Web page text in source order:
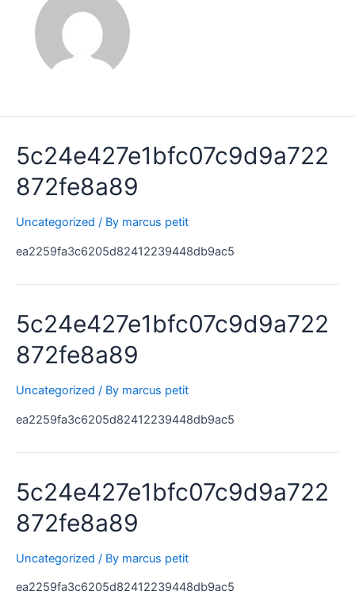
5c24e427e1bfc07c9d9a722
872fe8a89
Uncategorized / By marcus petit
ea2259fa3c6205d82412239448db9ac5
5c24e427e1bfc07c9d9a722
872fe8a89
Uncategorized / By marcus petit
ea2259fa3c6205d82412239448db9ac5
5c24e427e1bfc07c9d9a722
872fe8a89
Uncategorized / By marcus petit
ea2259fa3c6205d82412239448db9ac5